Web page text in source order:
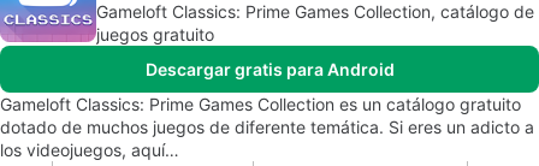
Gameloft Classics: Prime Games Collection, catálogo de
juegos gratuito
Descargar gratis para Android
Gameloft Classics: Prime Games Collection es un catálogo gratuito
dotado de muchos juegos de diferente temática. Si eres un adicto a
los videojuegos, aquí…